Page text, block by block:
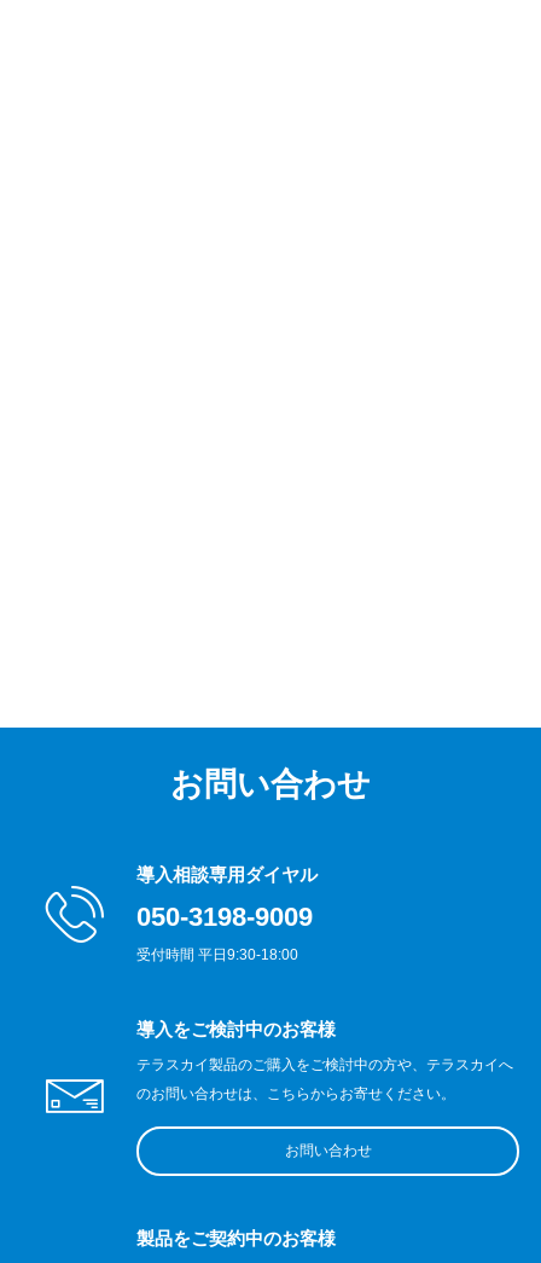
お問い合わせ
導入相談専用ダイヤル
050-3198-9009
受付時間 平日9:30-18:00
導入をご検討中のお客様
テラスカイ製品のご購入をご検討中の方や、テラスカイへ
のお問い合わせは、こちらからお寄せください。
お問い合わせ
製品をご契約中のお客様